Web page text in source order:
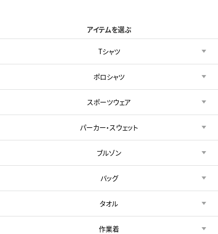
アイテムを選ぶ
Tシャツ
ポロシャツ
スポーツウェア
パーカー・スウェット
ブルゾン
バッグ
タオル
作業着